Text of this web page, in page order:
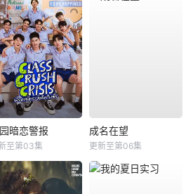
暗恋警报
至第03集
成名在望
更新至第06集